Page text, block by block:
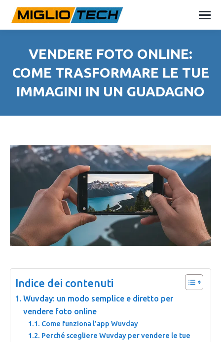
VENDERE FOTO ONLINE:
COME TRASFORMARE LE TUE
IMMAGINI IN UN GUADAGNO
Indice dei contenuti
Wuvday: un modo semplice e diretto per
vendere foto online
Come funziona l’app Wuvday
Perché scegliere Wuvday per vendere le tue